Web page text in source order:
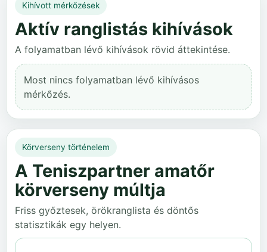
Kihívott mérkőzések
Aktív ranglistás kihívások
A folyamatban lévő kihívások rövid áttekintése.
Most nincs folyamatban lévő kihívásos
mérkőzés.
Körverseny történelem
A Teniszpartner amatőr
körverseny múltja
Friss győztesek, örökranglista és döntős
statisztikák egy helyen.